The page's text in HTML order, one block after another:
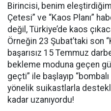
Birincisi, benim
Çetesi” ve “Kaos Planı”
değil, Türkiye’de kaos
Örneğin 23 Şubat’taki son
başarısız 15 Temmuz
bekleme moduna geçen
geçti” ile başlayıp
yönelik suikastlarla
kadar uzanıyordu!